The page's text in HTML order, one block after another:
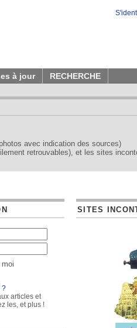
à jour RECHERCHE
avec indication des sources)
retrouvables), et les sites
?
articles et
les, et plus !
SITES